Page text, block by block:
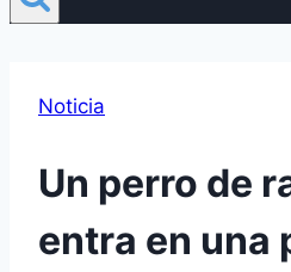
Noticia
Un perro de
entra en una